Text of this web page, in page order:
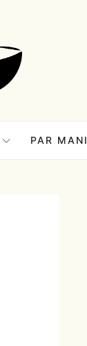
PAR MANI